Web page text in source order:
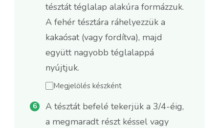
tésztát téglalap alakúra formázzuk.
A fehér tésztára ráhelyezzük a
kakaósat (vagy fordítva), majd
együtt nagyobb téglalappá
nyújtjuk.
Megjelölés készként
A tésztát befelé tekerjük a 3/4-éig,
a megmaradt részt késsel vagy